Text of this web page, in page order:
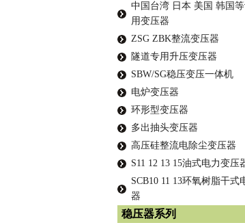
中国台湾 日本 美国 韩国
用变压器
ZSG ZBK整流变压器
隧道专用升压变压器
SBW/SG稳压变压一体机
电炉变压器
环形型变压器
多出抽头变压器
高压硅整流电除尘变压器
S11 12 13 15油式电力变压
SCB10 11 13环氧树脂干式
器
稳压器系列